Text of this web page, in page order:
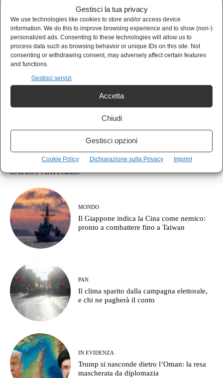
Gestisci la tua privacy
We use technologies like cookies to store and/or access device
information. We do this to improve browsing experience and to show (non-)
personalized ads. Consenting to these technologies will allow us to
process data such as browsing behavior or unique IDs on this site. Not
consenting or withdrawing consent, may adversely affect certain features
and functions.
Gestisci servizi
Accetta
Chiudi
Gestisci opzioni
Cookie Policy Dichiarazione sulla Privacy Imprint
- Advertisement -
LATEST ARTICLES
MONDO
Il Giappone indica la Cina come nemico:
pronto a combattere fino a Taiwan
PAN
Il clima sparito dalla campagna elettorale,
e chi ne pagherà il conto
IN EVIDENZA
Trump si nasconde dietro l’Oman: la resa
mascherata da diplomazia